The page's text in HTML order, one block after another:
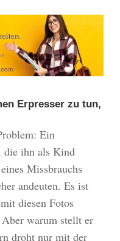
Erpresser zu tun,
Ein
die ihn als Kind
Missbrauchs
andeuten. Es ist
diesen Fotos
warum stellt er
droht nur mit der